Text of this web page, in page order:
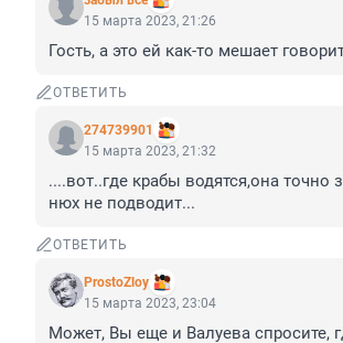
15 марта 2023, 21:26
Гость, а это ей как-то мешает
ОТВЕТИТЬ
274739901
15 марта 2023, 21:32
....вот..где крабы водятся,она точно
нюх не подводит...
ОТВЕТИТЬ
ProstoZloy
15 марта 2023, 23:04
Может, Вы еще и Валуева спросите,